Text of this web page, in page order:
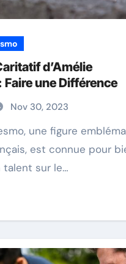
d’Amélie
une Différence
Nov 30, 2023
est connue pour
talent sur le…